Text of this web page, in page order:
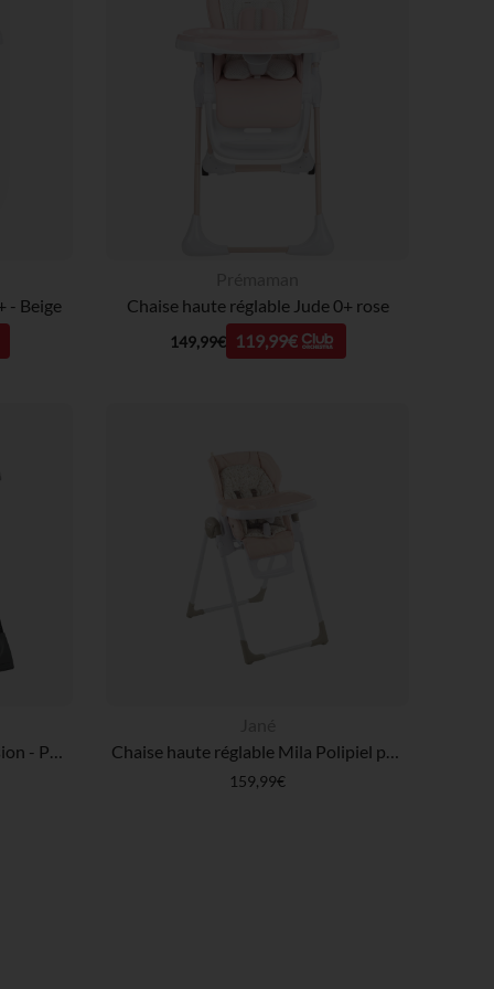
- Beige Chaise haute réglable Jude 0+ rose
149,99€ 119,99€
Chaise haute réglable Bébévision - Paloma Chaise haute réglable Mila Polipiel pale
159,99€